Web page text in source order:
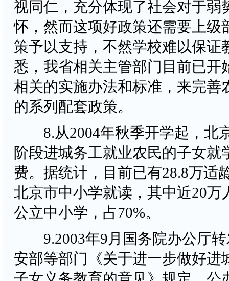
视同仁，充分体现了社会对于弱
怀，然而这项好政策还需要上级
策予以支持，不然学校难以保证
悉，我省相关主管部门目前已开
相关的实施办法和标准，来完善
的系列配套政策。
8.从2004年秋季开学起，北
阶段进城务工就业农民的子女就
费。据统计，目前已有28.8万适
北京市中小学就读，其中近20万
公立中小学，占70%。
9.2003年9月国务院办公厅转
安部等部门《关于进一步做好进